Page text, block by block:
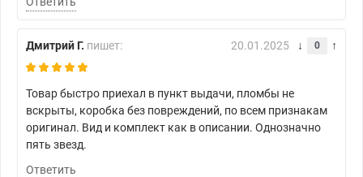
Дмитрий Г. пишет: 20.01.2025 0
Товар быстро приехал в пункт выдачи, пломбы не
вскрыты, коробка без повреждений, по всем признакам
оригинал. Вид и комплект как в описании. Однозначно
пять звезд.
Ответить